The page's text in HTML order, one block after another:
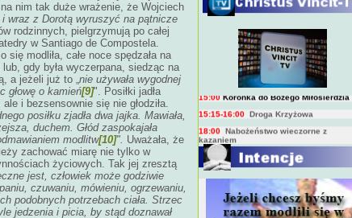
nim tak duże wrażenie, że Wojciech
wraz z Dorotą wyruszyć na pątnicze
rodzinnych, pielgrzymują po całej
w Santiago de Compostela.
modliła, całe noce spędzała na
gdy była wyczerpana, siedząc na
a jeżeli już to „nie używała wygodnej
głowę o kamień[9]". Posiłki jadła
i bezsensownie się nie głodziła.
posiłku zjadła dwa jajka. Mawiała,
duchem. Głód zaspokajała
modlitw[10]". Uważała, że
zachować miarę nie tylko w
życiowych. Tak jej zresztą
jest, człowiek może godziwie
czuwaniu, mówieniu, ogrzewaniu,
podobnych potrzebach ciała. Strzec
jedzenia i picia, by stąd doznawał
BIEŻĄCY PROGRAM TRANSMISJI
BEZPOŚREDNICH(na żywo)
Msza święta
Koronka do Bożego Miłosierdzia
15:15-16:00 Droga Krzyżowa
Nabożeństwo wieczorne z
kazaniem
10:00 Niedzielna Msza święta w miarę
możliwości ks. Piotra